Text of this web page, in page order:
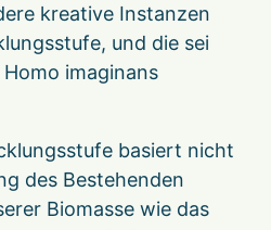
kreative Instanzen
und die sei
imaginans
basiert nicht
des Bestehenden
Biomasse wie das